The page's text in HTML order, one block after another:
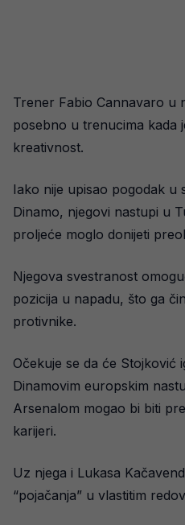
Trener Fabio Cannavaro u
posebno u trenucima kada
kreativnost.
Iako nije upisao pogodak u
Dinamo, njegovi nastupi u
proljeće moglo donijeti
Njegova svestranost
pozicija u napadu, što ga
protivnike.
Očekuje se da će Stojković
Dinamovim europskim
Arsenalom mogao bi biti
karijeri.
Uz njega i Lukasa
“pojačanja” u vlastitim